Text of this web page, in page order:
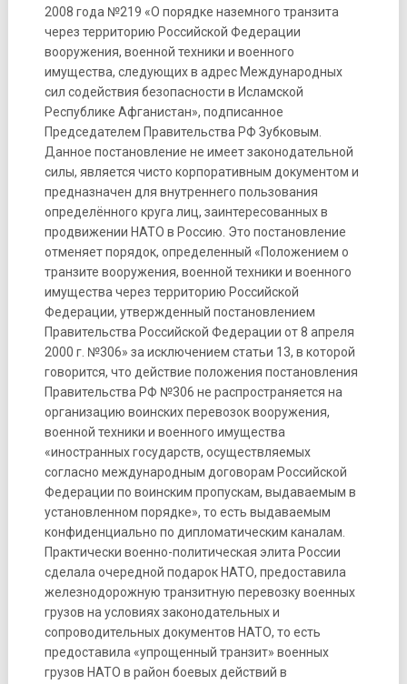
2008 года №219 «О порядке наземного транзита
через территорию Российской Федерации
вооружения, военной техники и военного
имущества, следующих в адрес Международных
сил содействия безопасности в Исламской
Республике Афганистан», подписанное
Председателем Правительства РФ Зубковым.
Данное постановление не имеет законодательной
силы, является чисто корпоративным документом и
предназначен для внутреннего пользования
определённого круга лиц, заинтересованных в
продвижении НАТО в Россию. Это постановление
отменяет порядок, определенный «Положением о
транзите вооружения, военной техники и военного
имущества через территорию Российской
Федерации, утвержденный постановлением
Правительства Российской Федерации от 8 апреля
2000 г. №306» за исключением статьи 13, в которой
говорится, что действие положения постановления
Правительства РФ №306 не распространяется на
организацию воинских перевозок вооружения,
военной техники и военного имущества
«иностранных государств, осуществляемых
согласно международным договорам Российской
Федерации по воинским пропускам, выдаваемым в
установленном порядке», то есть выдаваемым
конфиденциально по дипломатическим каналам.
Практически военно-политическая элита России
сделала очередной подарок НАТО, предоставила
железнодорожную транзитную перевозку военных
грузов на условиях законодательных и
сопроводительных документов НАТО, то есть
предоставила «упрощенный транзит» военных
грузов НАТО в район боевых действий в